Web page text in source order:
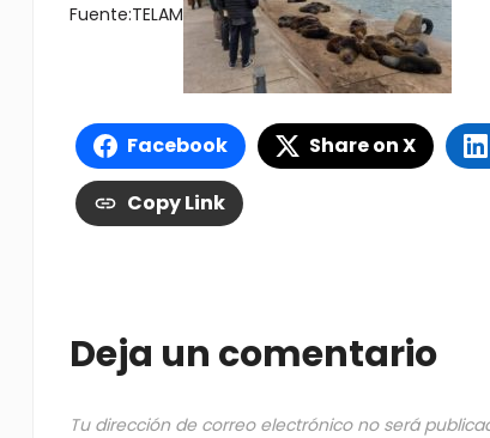
Fuente:TELAM
Facebook Share on X
Copy Link
Deja un comentario
Tu dirección de correo electrónico no será